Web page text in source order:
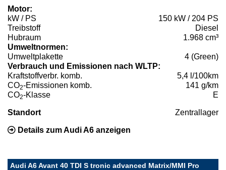
Motor:
kW / PS
150 kW / 204 PS
Treibstoff
Diesel
Hubraum
1.968 cm³
Umweltnormen:
Umweltplakette
4 (Green)
Verbrauch und Emissionen nach WLTP:
Kraftstoffverbr. komb.
5,4 l/100km
CO2-Emissionen komb.
141 g/km
CO2-Klasse E
Standort Zentrallager
Details zum Audi A6 anzeigen
Audi A6 Avant 40 TDI S tronic advanced Matrix/MMI Pro